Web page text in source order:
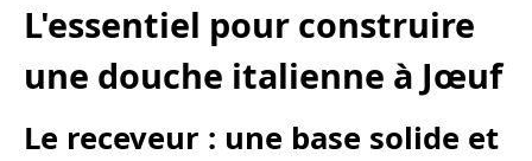
L'essentiel pour construire
une douche italienne à Jœuf
Le receveur : une base solide et